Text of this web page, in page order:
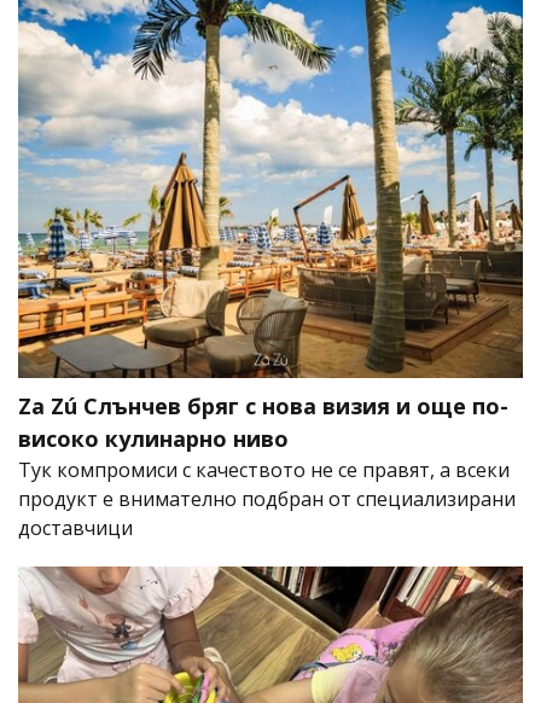
Za Zú Слънчев бряг с нова визия и още по-
високо кулинарно ниво
Тук компромиси с качеството не се правят, а всеки
продукт е внимателно подбран от специализирани
доставчици